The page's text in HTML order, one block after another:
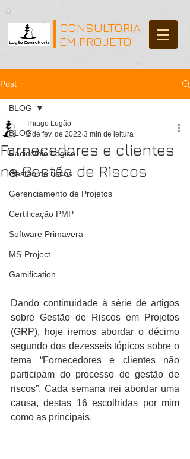
CONSULTORIA
EM PROJETO
Post
BLOG
Raciocínio Lógico
Gestão de riscos
Gerenciamento de Projetos
Certificação PMP
Software Primavera
MS-Project
Gamification
BLOG
Fornecedores e clientes
na Gestão de Riscos
Thiago Lugão
2 de fev. de 2022 3 min de leitura
Dando continuidade à série de artigos
sobre Gestão de Riscos em Projetos
(GRP), hoje iremos abordar o décimo
segundo dos dezesseis tópicos sobre o
tema “Fornecedores e clientes não
participam do processo de gestão de
riscos”. Cada semana irei abordar uma
causa, destas 16 escolhidas por mim
como as principais.